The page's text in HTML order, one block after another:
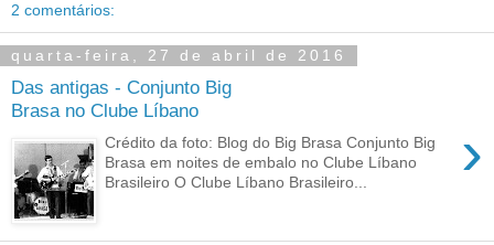
2 comentários:
quarta-feira, 27 de abril de 2016
Das antigas - Conjunto Big
Brasa no Clube Líbano
›
Crédito da foto: Blog do Big Brasa Conjunto Big
Brasa em noites de embalo no Clube Líbano
Brasileiro O Clube Líbano Brasileiro...